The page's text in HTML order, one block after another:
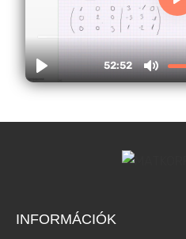
INFORMÁCIÓK